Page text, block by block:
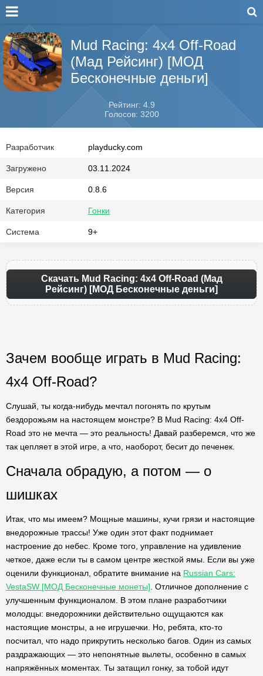
Mud Racing: 4х4 Off-Road
(Мад Рейсинг) [МОД
Бесконечные деньги]
Рейтинг: 4.9
Голосов: 3200
Разработчик playducky.com
Загружено 03.11.2024
Версия 0.8.6
Категория Гонки
Система 9+
Скачать Mud Racing: 4х4 Off-Road (Мад
Рейсинг) [МОД Бесконечные деньги]
Зачем вообще играть в Mud Racing:
4х4 Off-Road?
Слушай, ты когда-нибудь мечтал погонять по крутым
бездорожьям на настоящем монстре? В Mud Racing: 4x4 Off-
Road это не мечта — это реальность! Давай разберемся, что же
так цепляет в этой игре, а что, наоборот, бесит до печенек.
Сначала обрадую, а потом — о
шишках
Итак, что мы имеем? Мощные машины, кучи грязи и настоящие
внедорожные трассы! Уже один этот факт поднимает
настроение до небес. Кроме того, управление на удивление
четкое, даже если ты в самом центре жесткой ямы. Если вы уже
оценили функционал, обратите внимание на Russian Cars:
VestaSW [МОД Бесконечные монеты] . Отличное дополнение с
улучшенным функционалом. В этом плане разработчики
молодцы: внедорожники действительно ощущаются как
настоящие монстры, а не игрушечки. Но, ребята, кто-то
посчитал, что надо прикрутить несколько багов. Один из самых
раздражающих — это непонятные вылеты, особенно в самых
напряжённых моментах. Ты затащил гонку, за тобой идут